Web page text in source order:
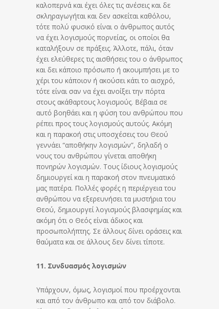
καλοπερνά και έχει όλες τις ανέσεις και δε
σκληραγωγήται και δεν ασκείται καθόλου,
τότε πολύ φυσικό είναι ο άνθρωπος αυτός
να έχει λογισμούς πορνείας, οι οποίοι θα
καταλήξουν σε πράξεις. Άλλοτε, πάλι, όταν
έχει ελεύθερες τις αισθήσεις του ο άνθρωπος
και δει κάποιο πρόσωπο ή ακουμπήσει με το
χέρι του κάποιον ή ακούσει κάτι το αισχρό,
τότε είναι σαν να έχει ανοίξει την πόρτα
στους ακάθαρτους λογισμούς. Βέβαια σε
αυτό βοηθάει και η φύση του ανθρώπου που
ρέπει προς τους λογισμούς αυτούς. Ακόμη
και η παρακοή στις υποσχέσεις του Θεού
γεννάει “αποθήκην λογισμών”, δηλαδή ο
νους του ανθρώπου γίνεται αποθήκη
πονηρών λογισμών. Τους ίδιους λογισμούς
δημιουργεί και η παρακοή στον πνευματικό
μας πατέρα. Πολλές φορές η περιέργεια του
ανθρώπου να εξερευνήσει τα μυστήρια του
Θεού, δημιουργεί λογισμούς βλασφημίας και
ακόμη ότι ο Θεός είναι άδικος και
προσωπολήπτης. Σε άλλους δίνει οράσεις και
θαύματα και σε άλλους δεν δίνει τίποτε.
11. Συνδυασμός λογισμών
Υπάρχουν, όμως, λογισμοί που προέρχονται
και από τον άνθρωπο και από τον διάβολο.